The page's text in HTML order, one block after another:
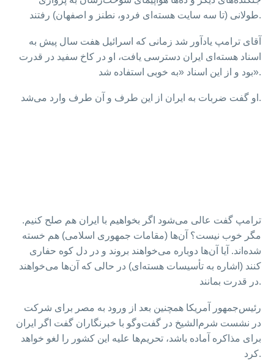
طولانی (تا سه سایت هسته‌ای فردو، نطنز و اصفهان) رفتند.
آقای ترامپ یادآور شد زمانی که اسرائیل هفت سال پیش به
اسناد هسته‌ای ایران دسترسی یافت، او در کاخ سفید در قدرت
بود و از این اسناد «به خوبی استفاده شد».
او گفت ضربات به ایران از این طرف و آن طرف وارد می‌شد.
ترامپ گفت عالی می‌شود اگر بخواهیم با ایران هم صلح کنیم.
مگر خوب نیست؟ آن‌ها (مقامات جمهوری اسلامی) هم خسته
شده‌اند. آیا آن‌ها دوباره می‌خواهند بروند و در دل کوه حفاری
کنند (اشاره به تأسیسات هسته‌ای) در حالی که آن‌ها می‌خواهند
در قدرت بمانند.
رئیس‌جمهور آمریکا همچنین بعد از ورود به مصر برای شرکت
در نشست شرم‌الشیخ در گفت‌وگو با خبرنگاران گفت اگر ایران
برای مذاکره آماده باشد، تحریم‌ها علیه این کشور را لغو خواهد
کرد.